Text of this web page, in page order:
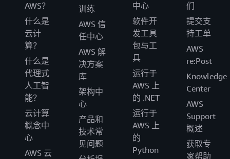
AWS？
什么是
云计
算？
什么是
代理式
人工智
能？
云计算
概念中
心
AWS 云
训练
AWS 信
任中心
AWS 解
决方案
库
架构中
心
产品和
技术常
见问题
中心
软件开
发工具
包与工
具
运行于
AWS 上
的 .NET
运行于
AWS 上
的
Python
们
提交支
持工单
AWS
re:Post
Knowledge
Center
AWS
Support
概述
获取专
家帮助